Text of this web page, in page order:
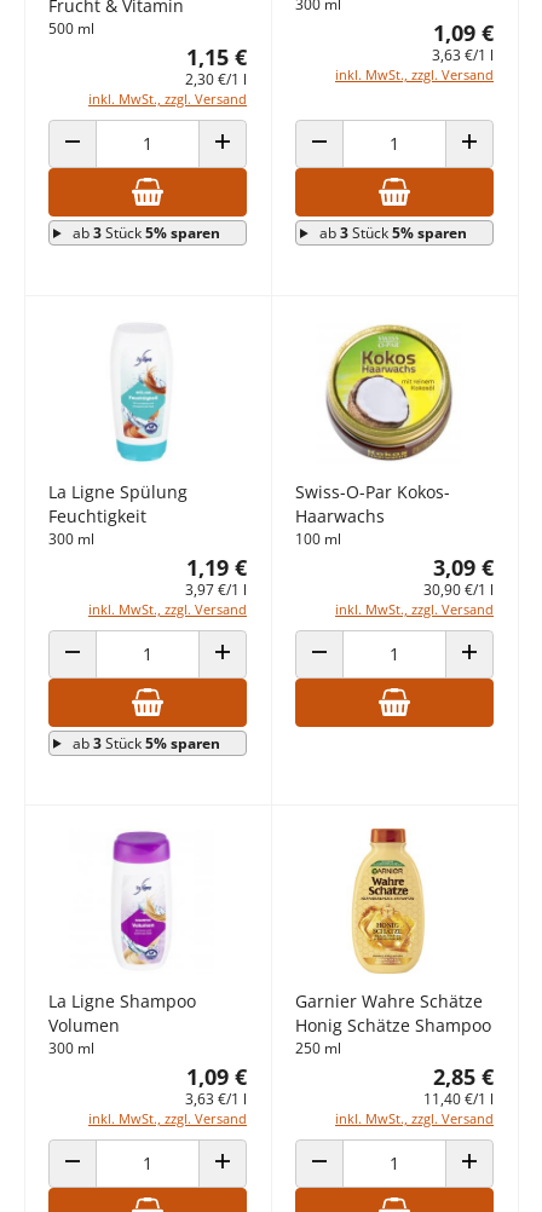
Frucht & Vitamin
500 ml
1,15 €
2,30 €/1 l
inkl. MwSt., zzgl. Versand
ANZAHL VERRINGERN ANZAHL ERHÖHEN
ab3Stück5% sparen
1,09 €
3,63 €/1 l
inkl. MwSt., zzgl. Versand
ANZAHL VERRINGERN ANZAHL
ab3Stück5% sparen
La Ligne Spülung
Feuchtigkeit
300 ml
1,19 €
3,97 €/1 l
inkl. MwSt., zzgl. Versand
ANZAHL VERRINGERN ANZAHL ERHÖHEN
ab3Stück5% sparen
Swiss-O-Par Kokos-
Haarwachs
100 ml
3,09 €
30,90 €/1 l
inkl. MwSt., zzgl. Versand
ANZAHL VERRINGERN ANZAHL
La Ligne Shampoo
Volumen
300 ml
1,09 €
3,63 €/1 l
inkl. MwSt., zzgl. Versand
ANZAHL VERRINGERN ANZAHL ERHÖHEN
Garnier Wahre Schätze
Honig Schätze Shampoo
250 ml
2,85 €
11,40 €/1 l
inkl. MwSt., zzgl. Versand
ANZAHL VERRINGERN ANZAHL